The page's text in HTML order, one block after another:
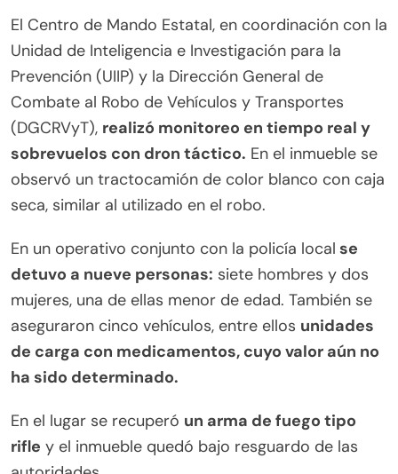
El Centro de Mando Estatal, en coordinación con la
Unidad de Inteligencia e Investigación para la
Prevención (UIIP) y la Dirección General de
Combate al Robo de Vehículos y Transportes
(DGCRVyT), realizó monitoreo en tiempo real y
sobrevuelos con dron táctico. En el inmueble se
observó un tractocamión de color blanco con caja
seca, similar al utilizado en el robo.
En un operativo conjunto con la policía local se
detuvo a nueve personas: siete hombres y dos
mujeres, una de ellas menor de edad. También se
aseguraron cinco vehículos, entre ellos unidades
de carga con medicamentos, cuyo valor aún no
ha sido determinado.
En el lugar se recuperó un arma de fuego tipo
rifle y el inmueble quedó bajo resguardo de las